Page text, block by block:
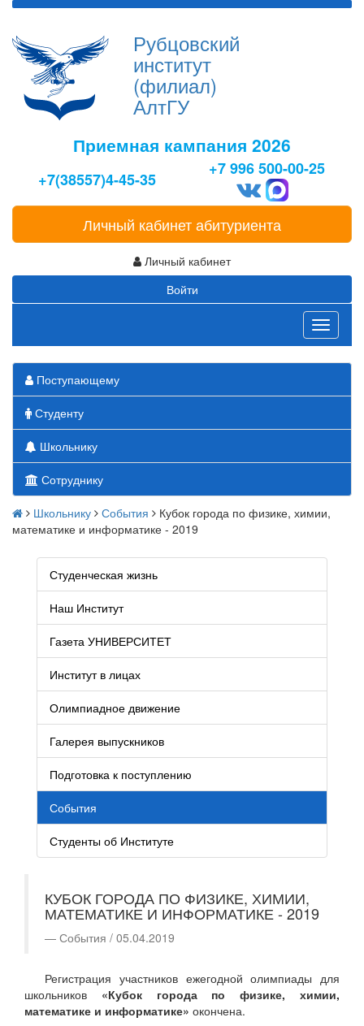
Рубцовский
институт
(филиал)
АлтГУ
Приемная кампания 2026
+7(38557)4-45-35
+7 996 500-00-25
Личный кабинет абитуриента
Личный кабинет
Войти
Toggle
Поступающему
Студенту
Школьнику
Сотруднику
Школьнику События
Кубок города по физике, химии,
математике и информатике - 2019
Студенческая жизнь
Наш Институт
Газета УНИВЕРСИТЕТ
Институт в лицах
Олимпиадное движение
Галерея выпускников
Подготовка к поступлению
События
Студенты об Институте
КУБОК ГОРОДА ПО ФИЗИКЕ, ХИМИИ,
МАТЕМАТИКЕ И ИНФОРМАТИКЕ - 2019
События / 05.04.2019
Регистрация участников ежегодной олимпиады для
школьников «Кубок города по физике, химии,
математике и информатике» окончена.